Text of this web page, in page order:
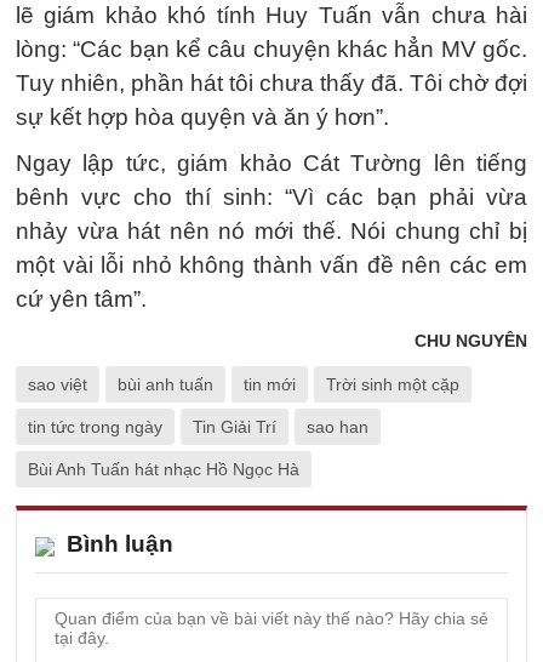
lẽ giám khảo khó tính Huy Tuấn vẫn chưa hài
lòng: “Các bạn kể câu chuyện khác hẳn MV gốc.
Tuy nhiên, phần hát tôi chưa thấy đã. Tôi chờ đợi
sự kết hợp hòa quyện và ăn ý hơn”.
Ngay lập tức, giám khảo Cát Tường lên tiếng
bênh vực cho thí sinh: “Vì các bạn phải vừa
nhảy vừa hát nên nó mới thế. Nói chung chỉ bị
một vài lỗi nhỏ không thành vấn đề nên các em
cứ yên tâm”.
CHU NGUYÊN
sao việt bùi anh tuấn tin mới Trời sinh một cặp
tin tức trong ngày Tin Giải Trí sao han
Bùi Anh Tuấn hát nhạc Hồ Ngọc Hà
Bình luận